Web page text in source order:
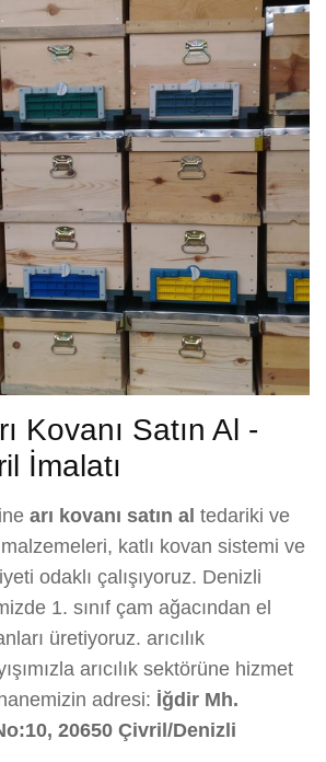
Kovanı Satın Al -
İmalatı
arı kovanı satın al tedariki ve
malzemeleri, katlı kovan sistemi ve
odaklı çalışıyoruz. Denizli
1. sınıf çam ağacından el
üretiyoruz. arıcılık
arıcılık sektörüne hizmet
adresi: İğdir Mh.
20650 Çivril/Denizli